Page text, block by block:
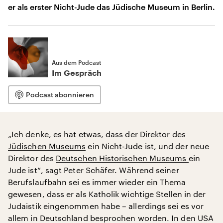
er als erster Nicht-Jude das Jüdische Museum in Berlin.
Aus dem Podcast
Im Gespräch
Podcast abonnieren
„Ich denke, es hat etwas, dass der Direktor des
Jüdischen Museums ein Nicht-Jude ist, und der neue
Direktor des Deutschen Historischen Museums ein
Jude ist“, sagt Peter Schäfer. Während seiner
Berufslaufbahn sei es immer wieder ein Thema
gewesen, dass er als Katholik wichtige Stellen in der
Judaistik eingenommen habe – allerdings sei es vor
allem in Deutschland besprochen worden. In den USA